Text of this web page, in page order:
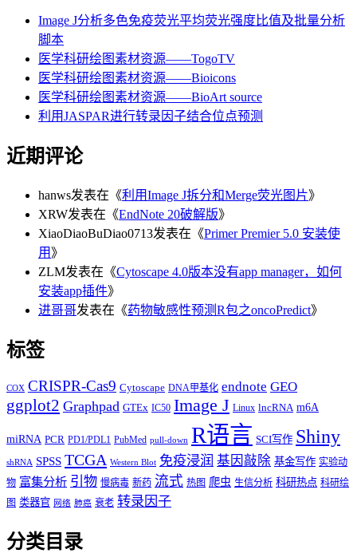
Image J分析多色免疫荧光平均荧光强度比值及批量分析
脚本
医学科研绘图素材资源——TogoTV
医学科研绘图素材资源——Bioicons
医学科研绘图素材资源——BioArt source
利用JASPAR进行转录因子结合位点预测
近期评论
hanws发表在《利用Image J拆分和Merge荧光图片》
XRW发表在《EndNote 20破解版》
XiaoDiaoBuDiao0713发表在《Primer Premier 5.0 安装使
用 》
ZLM发表在《Cytoscape 4.0版本没有app manager，如何
安装app插件》
进哥哥发表在《药物敏感性预测R包之oncoPredict》
标签
COX CRISPR-Cas9 Cytoscape DNA甲基化 endnote GEO
ggplot2 Graphpad GTEx IC50 Image J Linux lncRNA m6A
miRNA PCR PD1/PDL1 PubMed pull-down R语言 SCI写作 Shiny
shRNA SPSS TCGA Western Blot 免疫浸润 基因敲除 基金写作 实验动
物 富集分析 引物 慢病毒 新药 流式 热图 爬虫 生信分析 科研热点 科研绘
图 类器官 网络 肺癌 衰老 转录因子
分类目录